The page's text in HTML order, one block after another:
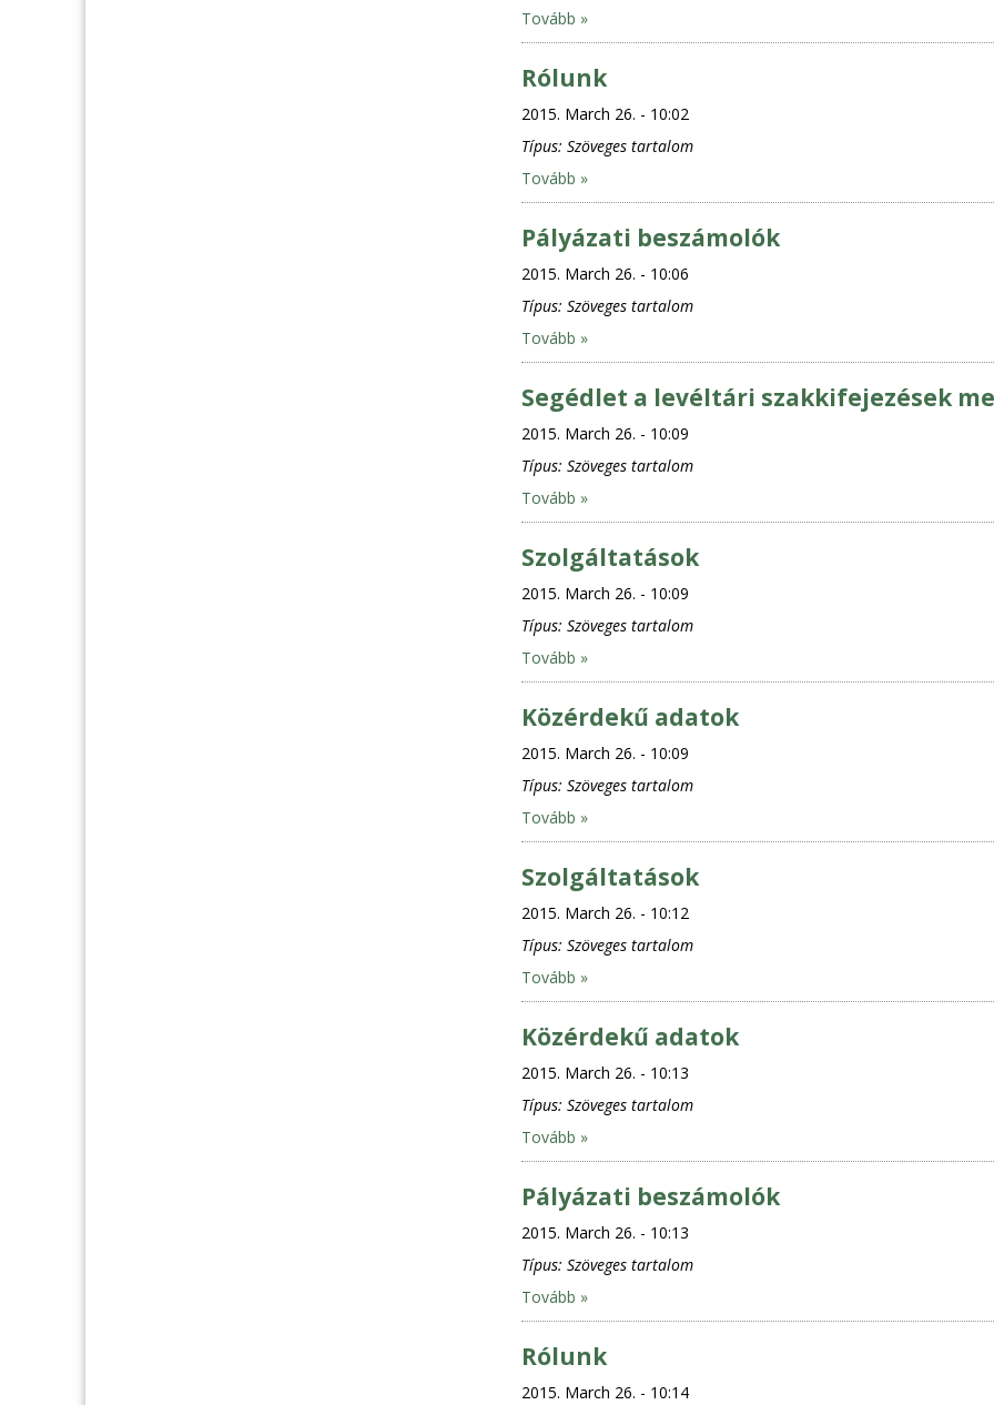
Tovább »
Rólunk
2015. March 26. - 10:02
Típus: Szöveges tartalom
Tovább »
Pályázati beszámolók
2015. March 26. - 10:06
Típus: Szöveges tartalom
Tovább »
Segédlet a levéltári szakkifejezések
2015. March 26. - 10:09
Típus: Szöveges tartalom
Tovább »
Szolgáltatások
2015. March 26. - 10:09
Típus: Szöveges tartalom
Tovább »
Közérdekű adatok
2015. March 26. - 10:09
Típus: Szöveges tartalom
Tovább »
Szolgáltatások
2015. March 26. - 10:12
Típus: Szöveges tartalom
Tovább »
Közérdekű adatok
2015. March 26. - 10:13
Típus: Szöveges tartalom
Tovább »
Pályázati beszámolók
2015. March 26. - 10:13
Típus: Szöveges tartalom
Tovább »
Rólunk
2015. March 26. - 10:14